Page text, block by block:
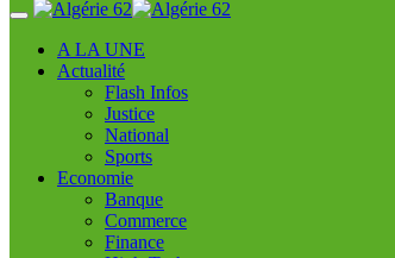
A LA UNE
Actualité
Flash Infos
Justice
National
Sports
Economie
Banque
Commerce
Finance